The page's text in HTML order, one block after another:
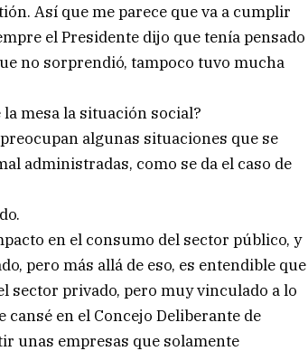
Así que me parece que va a cumplir
el Presidente dijo que tenía pensado
no sorprendió, tampoco tuvo mucha
mesa la situación social?
algunas situaciones que se
administradas, como se da el caso de
en el consumo del sector público, y
pero más allá de eso, es entendible que
sector privado, pero muy vinculado a lo
en el Concejo Deliberante de
unas empresas que solamente